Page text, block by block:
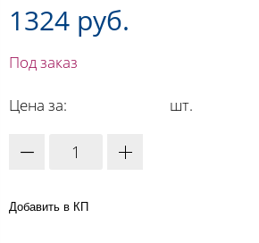
1324 руб.
Под заказ
Цена за: шт.
Добавить в КП